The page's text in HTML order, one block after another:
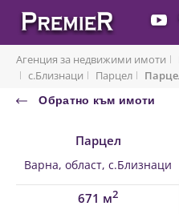
Агенция за недвижими имоти
с.Близнаци
Парцел
Обратно към имоти
Парцел
Варна, област, с.Близнаци
671 м2